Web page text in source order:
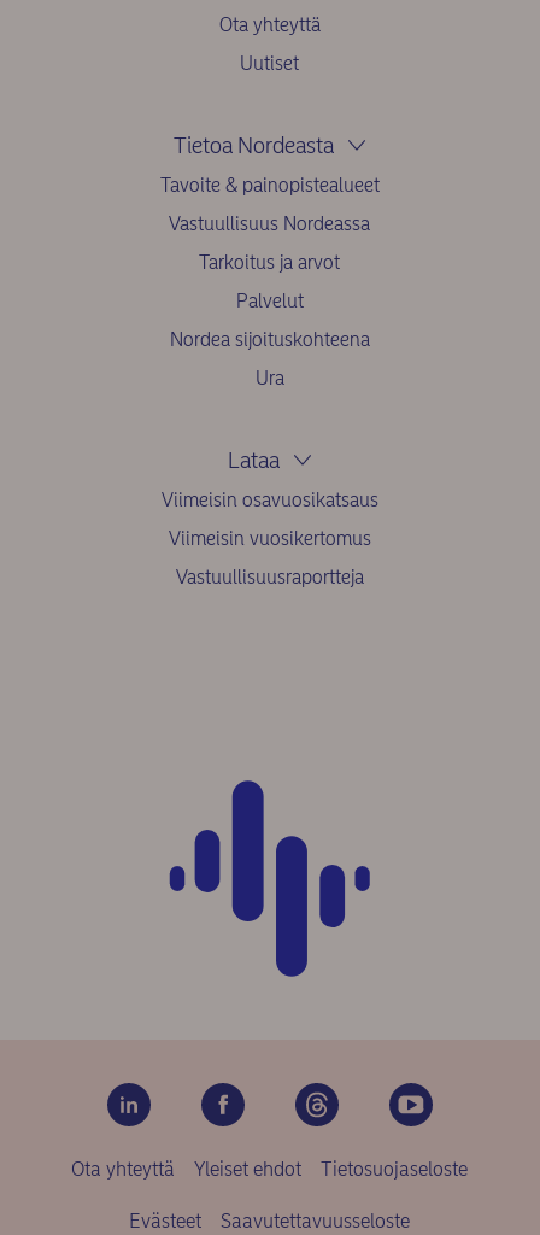
Ota yhteyttä
Uutiset
Tietoa Nordeasta
Tavoite & painopistealueet
Vastuullisuus Nordeassa
Tarkoitus ja arvot
Palvelut
Nordea sijoituskohteena
Ura
Lataa
Viimeisin osavuosikatsaus
Viimeisin vuosikertomus
Vastuullisuusraportteja
Ota yhteyttä Yleiset ehdot Tietosuojaseloste
Evästeet Saavutettavuusseloste